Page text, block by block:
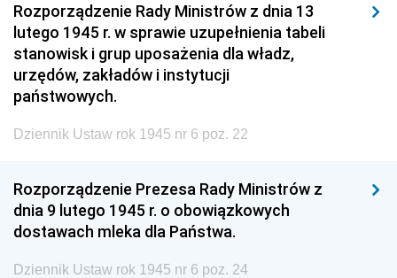
Rozporządzenie Rady Ministrów z dnia 13
lutego 1945 r. w sprawie uzupełnienia tabeli
stanowisk i grup uposażenia dla władz,
urzędów, zakładów i instytucji
państwowych.
Dziennik Ustaw rok 1945 nr 6 poz. 22
Rozporządzenie Prezesa Rady Ministrów z
dnia 9 lutego 1945 r. o obowiązkowych
dostawach mleka dla Państwa.
Dziennik Ustaw rok 1945 nr 6 poz. 24